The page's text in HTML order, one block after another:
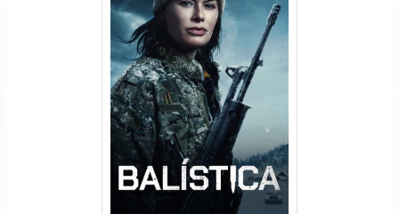
Balística Torrent (2025) WEB-
DL 1080p Dual Áudio